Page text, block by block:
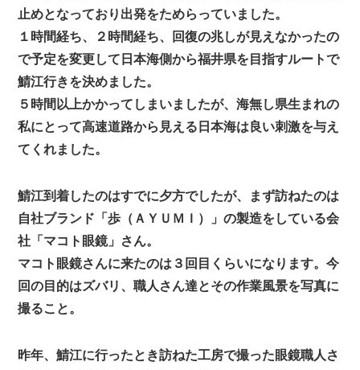
止めとなっており出発をためらっていました。
１時間経ち、２時間経ち、回復の兆しが見えなかったの
で予定を変更して日本海側から福井県を目指すルートで
鯖江行きを決めました。
５時間以上かかってしまいましたが、海無し県生まれの
私にとって高速道路から見える日本海は良い刺激を与え
てくれました。
鯖江到着したのはすでに夕方でしたが、まず訪ねたのは
自社ブランド「歩（ＡＹＵＭＩ）」の製造をしている会
社「マコト眼鏡」さん。
マコト眼鏡さんに来たのは３回目くらいになります。今
回の目的はズバリ、職人さん達とその作業風景を写真に
撮ること。
昨年、鯖江に行ったとき訪ねた工房で撮った眼鏡職人さ